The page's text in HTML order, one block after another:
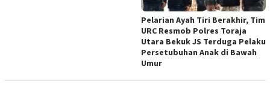
Pelarian Ayah Tiri Berakhir, Tim
URC Resmob Polres Toraja
Utara Bekuk JS Terduga Pelaku
Persetubuhan Anak di Bawah
Umur